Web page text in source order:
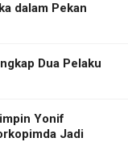
dalam Pekan
Dua Pelaku
Yonif
Jadi